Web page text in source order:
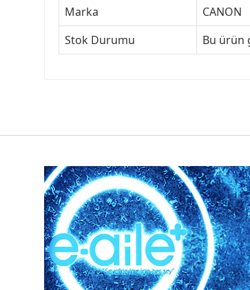
Marka
CANON
Stok Durumu
Bu ürün